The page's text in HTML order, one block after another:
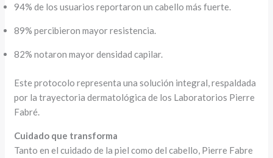
94% de los usuarios reportaron un cabello más fuerte.
89% percibieron mayor resistencia.
82% notaron mayor densidad capilar.
Este protocolo representa una solución integral, respaldada
por la trayectoria dermatológica de los Laboratorios Pierre
Fabré.
Cuidado que transforma
Tanto en el cuidado de la piel como del cabello, Pierre Fabre